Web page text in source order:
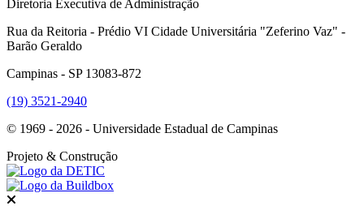
Diretoria Executiva de Administração
Rua da Reitoria - Prédio VI Cidade Universitária "Zeferino Vaz" -
Barão Geraldo
Campinas - SP 13083-872
(19) 3521-2940
© 1969 - 2026 - Universidade Estadual de Campinas
Projeto & Construção